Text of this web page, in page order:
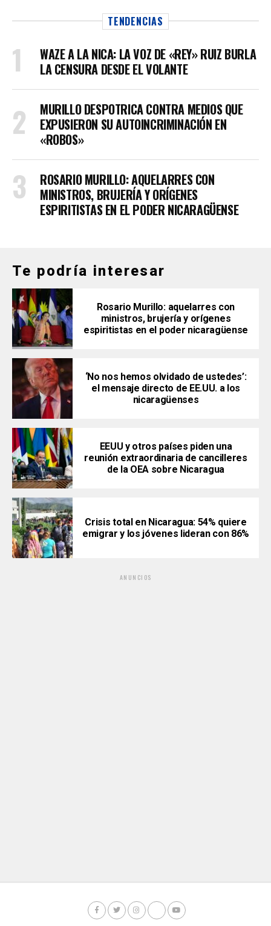
TENDENCIAS
WAZE A LA NICA: LA VOZ DE «REY» RUIZ BURLA
LA CENSURA DESDE EL VOLANTE
MURILLO DESPOTRICA CONTRA MEDIOS QUE
EXPUSIERON SU AUTOINCRIMINACIÓN EN
«ROBOS»
ROSARIO MURILLO: AQUELARRES CON
MINISTROS, BRUJERÍA Y ORÍGENES
ESPIRITISTAS EN EL PODER NICARAGÜENSE
Te podría interesar
Rosario Murillo: aquelarres con
ministros, brujería y orígenes
espiritistas en el poder nicaragüense
‘No nos hemos olvidado de ustedes’:
el mensaje directo de EE.UU. a los
nicaragüenses
EEUU y otros países piden una
reunión extraordinaria de cancilleres
de la OEA sobre Nicaragua
Crisis total en Nicaragua: 54% quiere
emigrar y los jóvenes lideran con 86%
ANUNCIOS